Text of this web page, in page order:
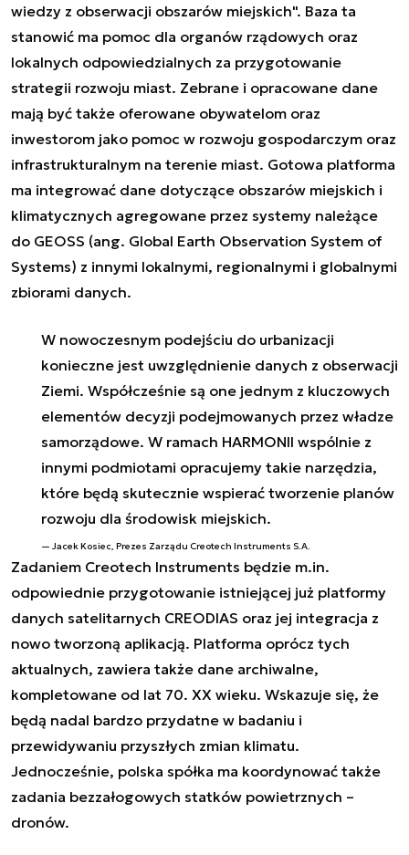
wiedzy z obserwacji obszarów miejskich". Baza ta
stanowić ma pomoc dla organów rządowych oraz
lokalnych odpowiedzialnych za przygotowanie
strategii rozwoju miast. Zebrane i opracowane dane
mają być także oferowane obywatelom oraz
inwestorom jako pomoc w rozwoju gospodarczym oraz
infrastrukturalnym na terenie miast. Gotowa platforma
ma integrować dane dotyczące obszarów miejskich i
klimatycznych agregowane przez systemy należące
do GEOSS (ang. Global Earth Observation System of
Systems) z innymi lokalnymi, regionalnymi i globalnymi
zbiorami danych.
W nowoczesnym podejściu do urbanizacji
konieczne jest uwzględnienie danych z obserwacji
Ziemi. Współcześnie są one jednym z kluczowych
elementów decyzji podejmowanych przez władze
samorządowe. W ramach HARMONII wspólnie z
innymi podmiotami opracujemy takie narzędzia,
które będą skutecznie wspierać tworzenie planów
rozwoju dla środowisk miejskich.
Jacek Kosiec, Prezes Zarządu Creotech Instruments S.A.
Zadaniem Creotech Instruments będzie m.in.
odpowiednie przygotowanie istniejącej już platformy
danych satelitarnych CREODIAS oraz jej integracja z
nowo tworzoną aplikacją. Platforma oprócz tych
aktualnych, zawiera także dane archiwalne,
kompletowane od lat 70. XX wieku. Wskazuje się, że
będą nadal bardzo przydatne w badaniu i
przewidywaniu przyszłych zmian klimatu.
Jednocześnie, polska spółka ma koordynować także
zadania bezzałogowych statków powietrznych –
dronów.